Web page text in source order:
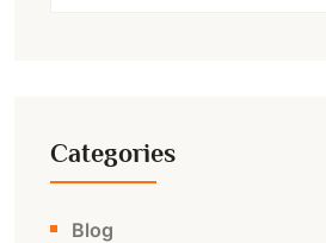
Categories
Blog